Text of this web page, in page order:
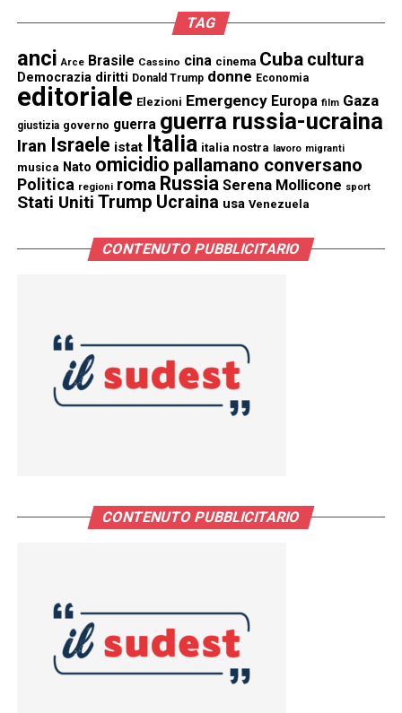
TAG
anci Arce Brasile Cassino cina cinema Cuba cultura
Democrazia diritti Donald Trump donne Economia
editoriale Elezioni Emergency Europa film Gaza
giustizia governo guerra guerra russia-ucraina
Iran Israele istat Italia italia nostra lavoro migranti
musica Nato omicidio pallamano conversano
Politica regioni roma Russia Serena Mollicone sport
Stati Uniti Trump Ucraina usa Venezuela
CONTENUTO PUBBLICITARIO
CONTENUTO PUBBLICITARIO